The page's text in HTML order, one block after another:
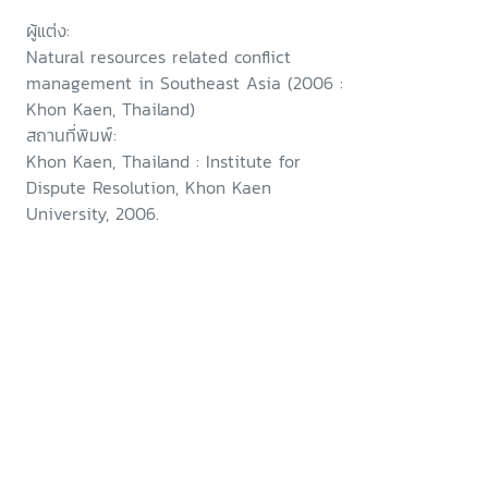
ผู้แต่ง:
Natural resources related conflict
management in Southeast Asia (2006 :
Khon Kaen, Thailand)
สถานที่พิมพ์:
Khon Kaen, Thailand : Institute for
Dispute Resolution, Khon Kaen
University, 2006.